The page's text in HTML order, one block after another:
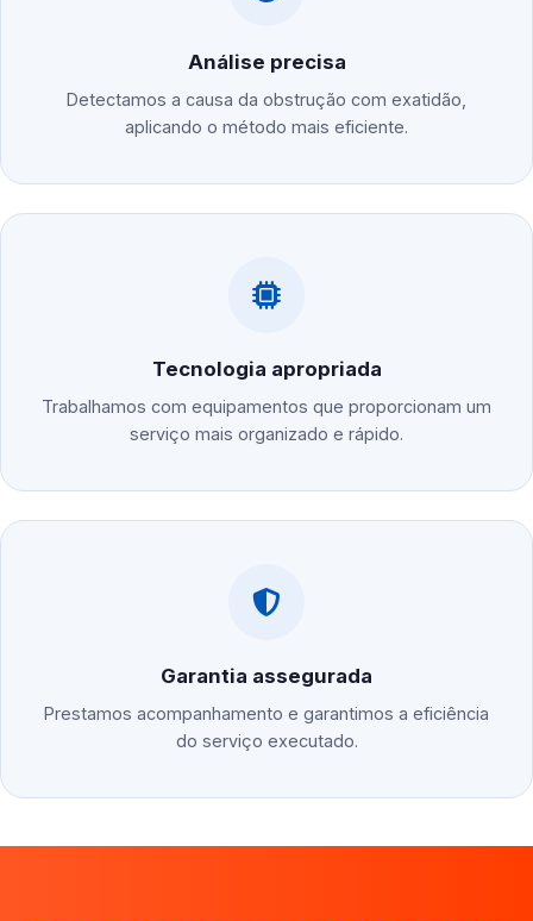
Análise precisa
Detectamos a causa da obstrução com exatidão,
aplicando o método mais eficiente.
Tecnologia apropriada
Trabalhamos com equipamentos que proporcionam um
serviço mais organizado e rápido.
Garantia assegurada
Prestamos acompanhamento e garantimos a eficiência
do serviço executado.